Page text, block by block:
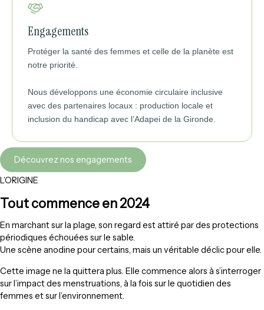
Engagements
Protéger la santé des femmes et celle de la planète est
notre priorité.
Nous développons une économie circulaire inclusive
avec des partenaires locaux : production locale et
inclusion du handicap avec l’Adapei de la Gironde.
Découvrez nos engagements
L’ORIGINE
Tout commence en 2024
En marchant sur la plage, son regard est attiré par des protections
périodiques échouées sur le sable.
Une scène anodine pour certains, mais un véritable déclic pour elle.
Cette image ne la quittera plus. Elle commence alors à s’interroger
sur l’impact des menstruations, à la fois sur le quotidien des
femmes et sur l’environnement.